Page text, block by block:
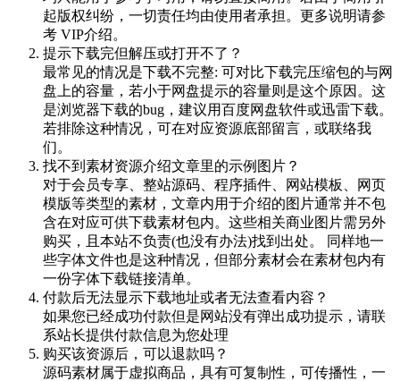
起版权纠纷，一切责任均由使用者承担。更多说明请参
考 VIP介绍。
提示下载完但解压或打开不了？
最常见的情况是下载不完整: 可对比下载完压缩包的与网
盘上的容量，若小于网盘提示的容量则是这个原因。这
是浏览器下载的bug，建议用百度网盘软件或迅雷下载。
若排除这种情况，可在对应资源底部留言，或联络我
们。
找不到素材资源介绍文章里的示例图片？
对于会员专享、整站源码、程序插件、网站模板、网页
模版等类型的素材，文章内用于介绍的图片通常并不包
含在对应可供下载素材包内。这些相关商业图片需另外
购买，且本站不负责(也没有办法)找到出处。 同样地一
些字体文件也是这种情况，但部分素材会在素材包内有
一份字体下载链接清单。
付款后无法显示下载地址或者无法查看内容？
如果您已经成功付款但是网站没有弹出成功提示，请联
系站长提供付款信息为您处理
购买该资源后，可以退款吗？
源码素材属于虚拟商品，具有可复制性，可传播性，一